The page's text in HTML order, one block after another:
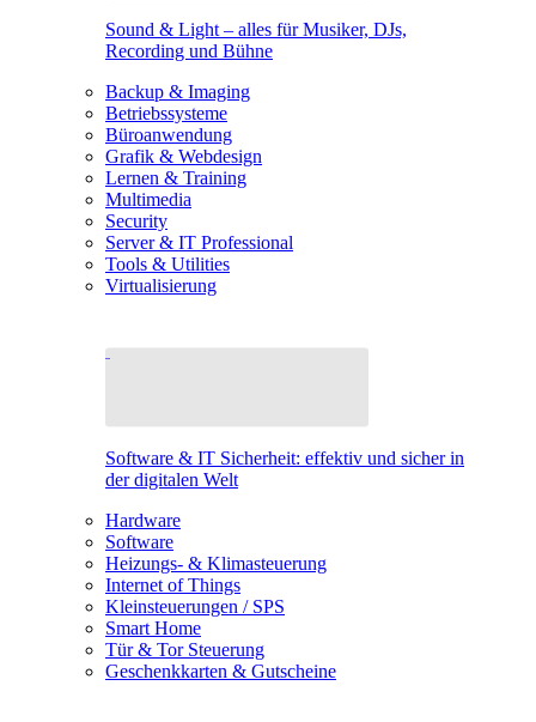
Sound & Light – alles für Musiker, DJs,
Recording und Bühne
Backup & Imaging
Betriebssysteme
Büroanwendung
Grafik & Webdesign
Lernen & Training
Multimedia
Security
Server & IT Professional
Tools & Utilities
Virtualisierung
Software & IT Sicherheit: effektiv und sicher in
der digitalen Welt
Hardware
Software
Heizungs- & Klimasteuerung
Internet of Things
Kleinsteuerungen / SPS
Smart Home
Tür & Tor Steuerung
Geschenkkarten & Gutscheine